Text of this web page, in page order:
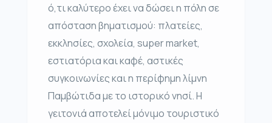
ό,τι καλύτερο έχει να δώσει η πόλη σε
απόσταση βηματισμού: πλατείες,
εκκλησίες, σχολεία, super market,
εστιατόρια και καφέ, αστικές
συγκοινωνίες και η περίφημη λίμνη
Παμβώτιδα με το ιστορικό νησί. Η
γειτονιά αποτελεί μόνιμο τουριστικό